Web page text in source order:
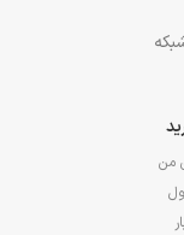
من